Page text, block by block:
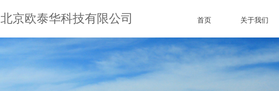
首页 关于我们
北京欧泰华科技有限公司